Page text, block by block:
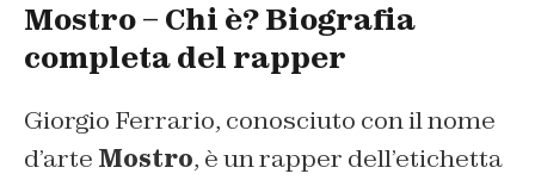
Mostro – Chi è? Biografia
completa del rapper
Giorgio Ferrario, conosciuto con il nome
d’arte Mostro, è un rapper dell’etichetta